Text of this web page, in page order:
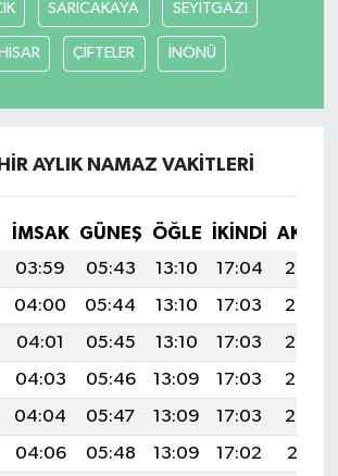
SARICAKAYA SEYİTGAZİ
ÇİFTELER İNÖNÜ
AYLIK NAMAZ VAKITLERI
İMSAK GÜNEŞ ÖĞLE İKINDI
03:59 05:43 13:10 17:04
20:26
04:00 05:44 13:10 17:03
20:25
04:01 05:45 13:10 17:03
20:24
04:03 05:46 13:09 17:03
20:23
04:04 05:47 13:09 17:03
20:22
04:06 05:48 13:09 17:02
20:21